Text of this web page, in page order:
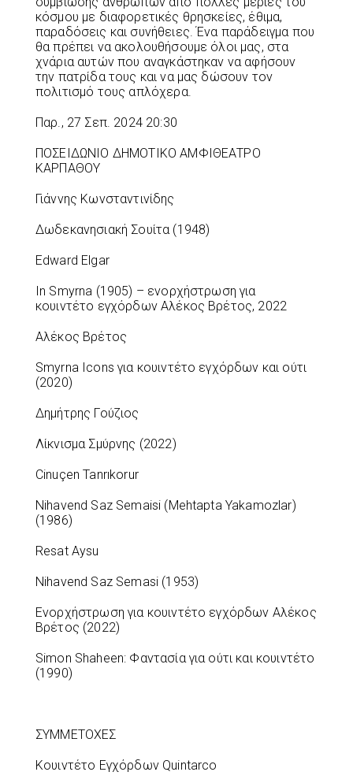
κόσμου με διαφορετικές θρησκείες, έθιμα,
παραδόσεις και συνήθειες. Ένα παράδειγμα που
θα πρέπει να ακολουθήσουμε όλοι μας, στα
χνάρια αυτών που αναγκάστηκαν να αφήσουν
την πατρίδα τους και να μας δώσουν τον
πολιτισμό τους απλόχερα.
Παρ., 27 Σεπ. 2024 20:30
ΠΟΣΕΙΔΩΝΙΟ ΔΗΜΟΤΙΚΟ ΑΜΦΙΘΕΑΤΡΟ
ΚΑΡΠΑΘΟΥ
Γιάννης Κωνσταντινίδης
Δωδεκανησιακή Σουίτα (1948)
Edward Elgar
In Smyrna (1905) – ενορχήστρωση για
κουιντέτο εγχόρδων Αλέκος Βρέτος, 2022
Αλέκος Βρέτος
Smyrna Icons για κουιντέτο εγχόρδων και ούτι
(2020)
Δημήτρης Γούζιος
Λίκνισμα Σμύρνης (2022)
Cinuçen Tanrıkorur
Nihavend Saz Semaisi (Mehtapta Yakamozlar)
(1986)
Resat Aysu
Nihavend Saz Semasi (1953)
Ενορχήστρωση για κουιντέτο εγχόρδων Αλέκος
Βρέτος (2022)
Simon Shaheen: Φαντασία για ούτι και κουιντέτο
(1990)
ΣΥΜΜΕΤΟΧΕΣ
Κουιντέτο Εγχόρδων Quintarco